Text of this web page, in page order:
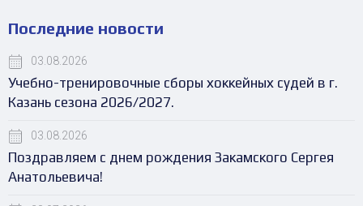
Последние новости
03.08.2026
Учебно-тренировочные сборы хоккейных судей в г.
Казань сезона 2026/2027.
03.08.2026
Поздравляем с днем рождения Закамского Сергея
Анатольевича!